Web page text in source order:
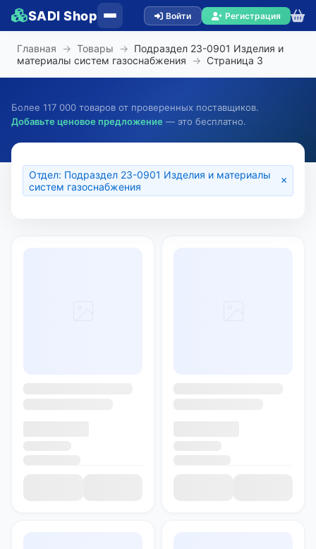
SADI Shop Войти Регистрация
Главная → Товары → Подраздел 23-0901 Изделия и
материалы систем газоснабжения → Страница 3
Более 117 000 товаров от проверенных поставщиков.
Добавьте ценовое предложение — это бесплатно.
Отдел: Подраздел 23-0901 Изделия и материалы
систем газоснабжения
×